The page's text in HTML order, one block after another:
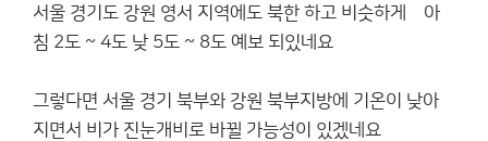
서울 경기도 강원 영서 지역에도 북한 하고 비슷하게 아
침 2도 ~ 4도 낮 5도 ~ 8도 예보 되있네요
그렇다면 서울 경기 북부와 강원 북부지방에 기온이 낮아
지면서 비가 진눈개비로 바뀔 가능성이 있겠네요